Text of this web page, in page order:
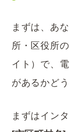
まずは、あ
所・区役所
イト）で、
があるかど
まずはイン